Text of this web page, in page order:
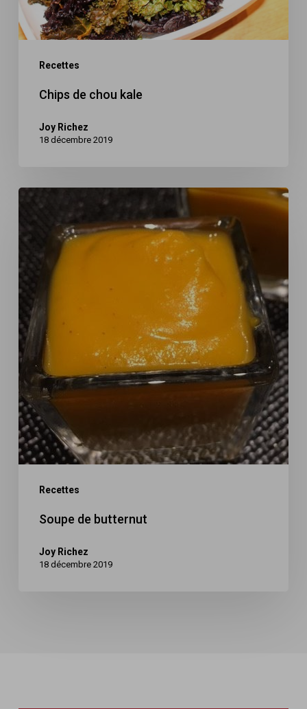
Recettes
Chips de chou kale
Joy Richez
18 décembre 2019
Recettes
Soupe
butternut
Soupe de butternut
Joy Richez
18 décembre 2019